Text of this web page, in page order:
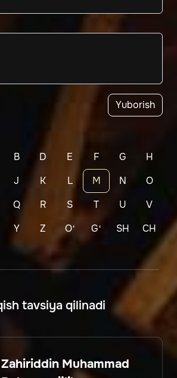
Yuborish
B D E F G
H
J K L M N
O
Q R S T U
V
Y Z Oʻ Gʻ SH CH
tavsiya qilinadi
Zahiriddin Muhammad